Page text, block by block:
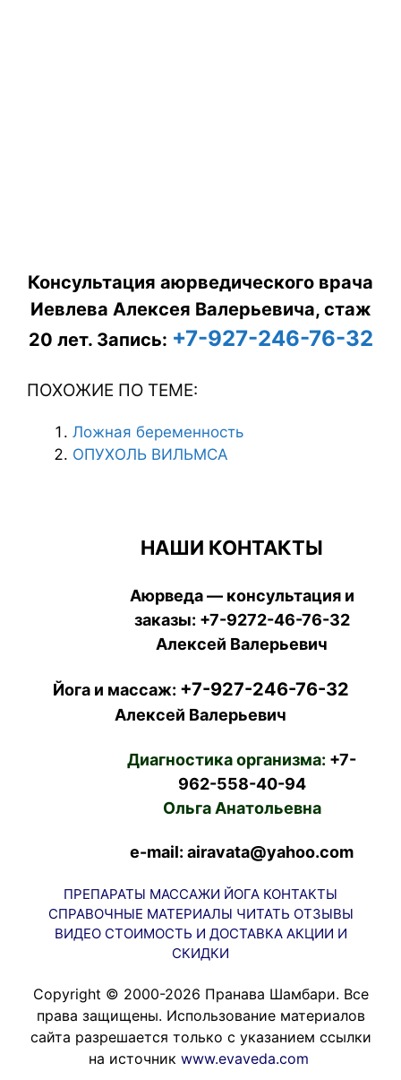
Консультация аюрведического врача
Иевлева Алексея Валерьевича, стаж
20 лет. Запись: +7-927-246-76-32
ПОХОЖИЕ ПО ТЕМЕ:
Ложная беременность
ОПУХОЛЬ ВИЛЬМСА
НАШИ КОНТАКТЫ
Аюрведа — консультация и
заказы: +7-9272-46-76-32
Алексей Валерьевич
Йога и массаж: +7-927-246-76-32
Алексей Валерьевич
Диагностика организма: +7-
962-558-40-94
Ольга Анатольевна
e-mail: airavata@yahoo.com
ПРЕПАРАТЫ МАССАЖИ ЙОГА КОНТАКТЫ
СПРАВОЧНЫЕ МАТЕРИАЛЫ ЧИТАТЬ ОТЗЫВЫ
ВИДЕО СТОИМОСТЬ И ДОСТАВКА АКЦИИ И
СКИДКИ
Copyright © 2000-2026 Пранава Шамбари. Все
права защищены. Использование материалов
сайта разрешается только с указанием ссылки
на источник www.evaveda.com